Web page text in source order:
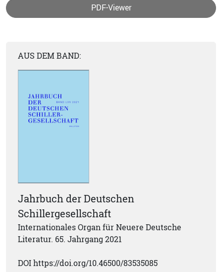
PDF-Viewer
AUS DEM BAND:
Jahrbuch der Deutschen
Schillergesellschaft
Internationales Organ für Neuere Deutsche
Literatur. 65. Jahrgang 2021
DOI https://doi.org/10.46500/83535085